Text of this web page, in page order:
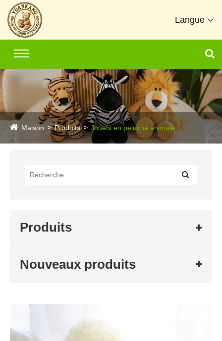
Langue
Maison Produits Jouets en peluche animale
Produits
Nouveaux produits